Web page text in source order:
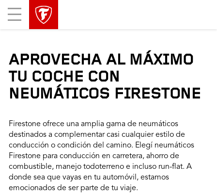
Mobile
Menu
APROVECHA AL MÁXIMO
TU COCHE CON
NEUMÁTICOS FIRESTONE
Firestone ofrece una amplia gama de neumáticos
destinados a complementar casi cualquier estilo de
conducción o condición del camino. Elegí neumáticos
Firestone para conducción en carretera, ahorro de
combustible, manejo todoterreno e incluso run-flat. A
donde sea que vayas en tu automóvil, estamos
emocionados de ser parte de tu viaje.